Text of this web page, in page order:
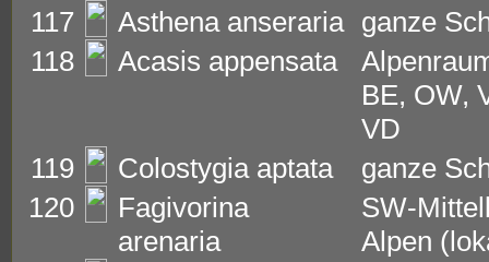
117
Asthena anseraria ganze
118
Acasis appensata
BE, OW,
VD
119
Colostygia aptata
ganze
120
Fagivorina
arenaria
SW-
Alpen